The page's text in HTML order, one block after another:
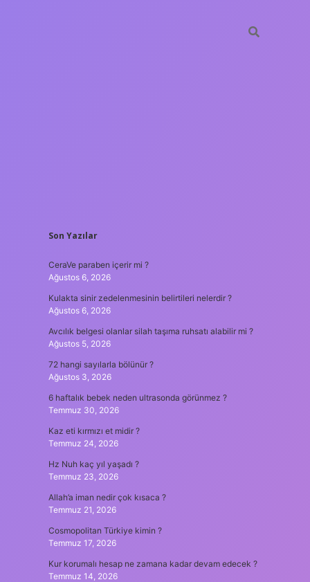
SIDEBAR
Son Yazılar
CeraVe paraben içerir mi ?
Ağustos 6, 2026
Kulakta sinir zedelenmesinin belirtileri nelerdir ?
Ağustos 6, 2026
Avcılık belgesi olanlar silah taşıma ruhsatı alabilir mi ?
Ağustos 5, 2026
72 hangi sayılarla bölünür ?
Ağustos 3, 2026
6 haftalık bebek neden ultrasonda görünmez ?
Temmuz 30, 2026
Kaz eti kırmızı et midir ?
Temmuz 24, 2026
Hz Nuh kaç yıl yaşadı ?
Temmuz 23, 2026
Allah’a iman nedir çok kısaca ?
Temmuz 21, 2026
Cosmopolitan Türkiye kimin ?
Temmuz 17, 2026
Kur korumalı hesap ne zamana kadar devam edecek ?
Temmuz 14, 2026